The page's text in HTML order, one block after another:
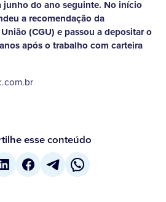
do ano seguinte. No início
a recomendação da
(CGU) e passou a depositar o
após o trabalho com carteira
esse conteúdo